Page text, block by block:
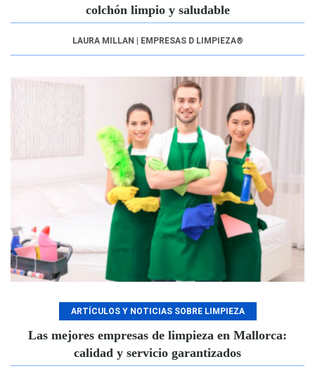
colchón limpio y saludable
LAURA MILLAN | EMPRESAS D LIMPIEZA®
ARTÍCULOS Y NOTICIAS SOBRE LIMPIEZA
Las mejores empresas de limpieza en Mallorca:
calidad y servicio garantizados